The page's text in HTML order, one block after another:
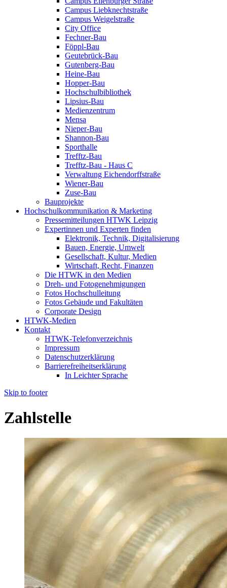
Campus Liebknechtstraße
Campus Weigelstraße
City Office
Fechner-Bau
Föppl-Bau
Geutebrück-Bau
Gutenberg-Bau
Heine-Bau
Hopper-Bau
Hochschulbibliothek
Lipsius-Bau
Medienzentrum
Mensa
Nieper-Bau
Shannon-Bau
Sporthalle
Trefftz-Bau
Trefftz-Bau - Haus C
Verwaltung Eichendorffstraße
Wiener-Bau
Zuse-Bau
Bauprojekte
Hochschulkommunikation & Marketing
Pressemitteilungen HTWK Leipzig
Expertinnen und Experten finden
Elektronik, Technik, Digitalisierung
Bauen, Energie, Umwelt
Gesellschaft, Kultur, Medien
Wirtschaft, Recht, Finanzen
Die HTWK in den Medien
Dreh- und Fotogenehmigungen
Fotos Hochschulleitung
Fotos Gebäude und Fakultäten
Corporate Design
HTWK-Medien
Kontakt
HTWK-Telefonverzeichnis
Impressum
Datenschutzerklärung
Barrierefreiheitserklärung
In Leichter Sprache
Skip to footer
Zahlstelle